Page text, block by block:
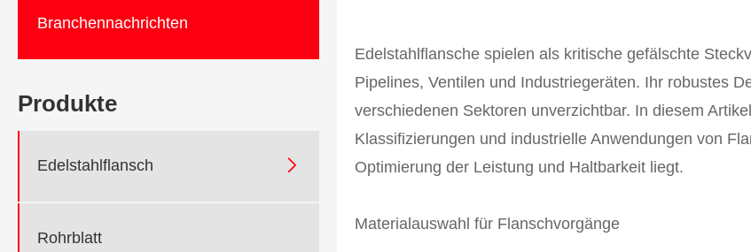
Branchennachrichten
Produkte
Edelstahlflansch 
Rohrblatt
Edelstahlflansche spielen als kritische gefälschte
Pipelines, Ventilen und Industriegeräten. Ihr robustes
verschiedenen Sektoren unverzichtbar. In diesem
Klassifizierungen und industrielle Anwendungen von
Optimierung der Leistung und Haltbarkeit liegt.
Materialauswahl für Flanschvorgänge